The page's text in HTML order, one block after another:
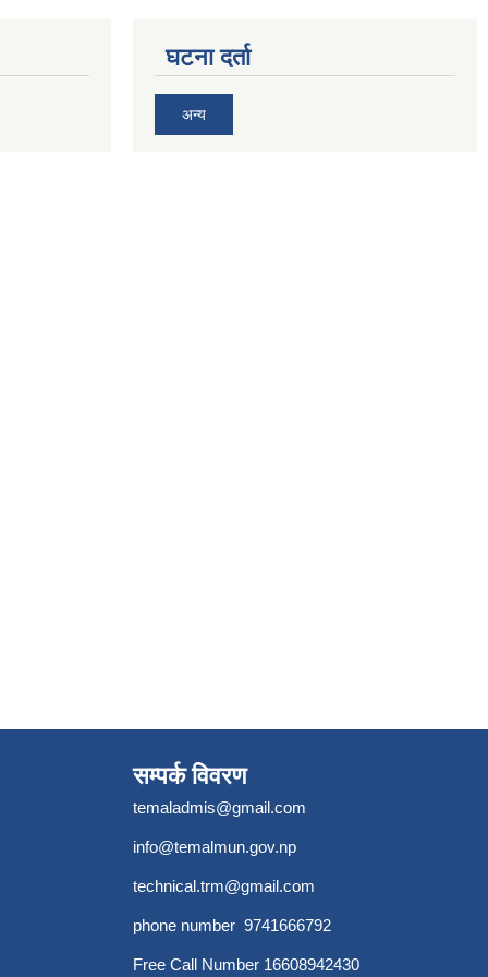
घटना दर्ता
अन्य
सम्पर्क विवरण
temaladmis@gmail.com
info@temalmun.gov.np
technical.trm@gmail.com
phone number 9741666792
Free Call Number 16608942430